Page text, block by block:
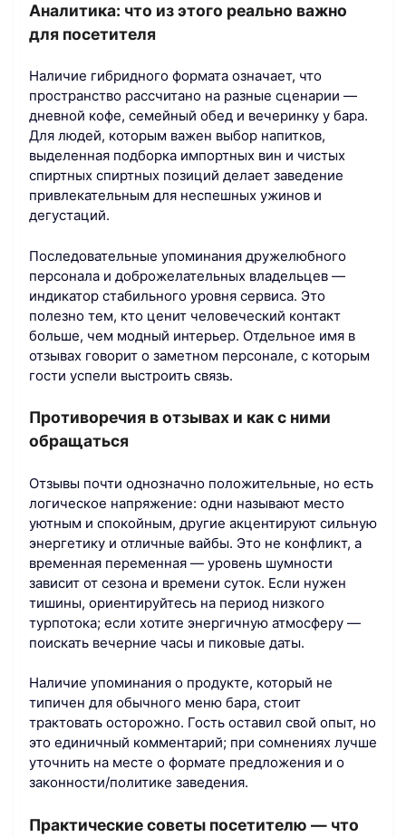
Аналитика: что из этого реально важно
для посетителя
Наличие гибридного формата означает, что
пространство рассчитано на разные сценарии —
дневной кофе, семейный обед и вечеринку у бара.
Для людей, которым важен выбор напитков,
выделенная подборка импортных вин и чистых
спиртных спиртных позиций делает заведение
привлекательным для неспешных ужинов и
дегустаций.
Последовательные упоминания дружелюбного
персонала и доброжелательных владельцев —
индикатор стабильного уровня сервиса. Это
полезно тем, кто ценит человеческий контакт
больше, чем модный интерьер. Отдельное имя в
отзывах говорит о заметном персонале, с которым
гости успели выстроить связь.
Противоречия в отзывах и как с ними
обращаться
Отзывы почти однозначно положительные, но есть
логическое напряжение: одни называют место
уютным и спокойным, другие акцентируют сильную
энергетику и отличные вайбы. Это не конфликт, а
временная переменная — уровень шумности
зависит от сезона и времени суток. Если нужен
тишины, ориентируйтесь на период низкого
турпотока; если хотите энергичную атмосферу —
поискать вечерние часы и пиковые даты.
Наличие упоминания о продукте, который не
типичен для обычного меню бара, стоит
трактовать осторожно. Гость оставил свой опыт, но
это единичный комментарий; при сомнениях лучше
уточнить на месте о формате предложения и о
законности/политике заведения.
Практические советы посетителю — что